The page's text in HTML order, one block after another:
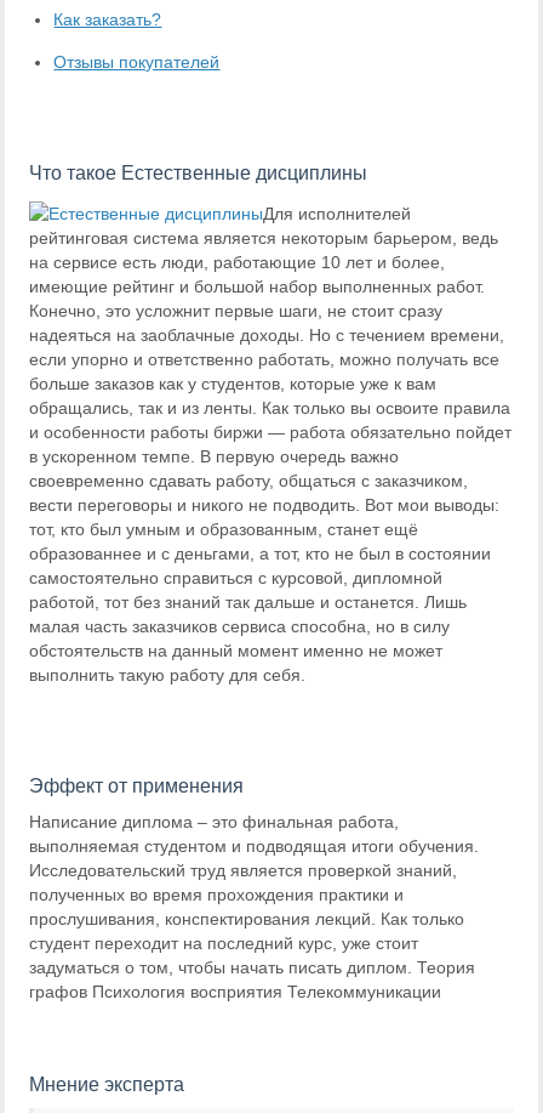
Как заказать?
Отзывы покупателей
Что такое Естественные дисциплины
Для исполнителей
рейтинговая система является некоторым барьером, ведь
на сервисе есть люди, работающие 10 лет и более,
имеющие рейтинг и большой набор выполненных работ.
Конечно, это усложнит первые шаги, не стоит сразу
надеяться на заоблачные доходы. Но с течением времени,
если упорно и ответственно работать, можно получать все
больше заказов как у студентов, которые уже к вам
обращались, так и из ленты. Как только вы освоите правила
и особенности работы биржи — работа обязательно пойдет
в ускоренном темпе. В первую очередь важно
своевременно сдавать работу, общаться с заказчиком,
вести переговоры и никого не подводить. Вот мои выводы:
тот, кто был умным и образованным, станет ещё
образованнее и с деньгами, а тот, кто не был в состоянии
самостоятельно справиться с курсовой, дипломной
работой, тот без знаний так дальше и останется. Лишь
малая часть заказчиков сервиса способна, но в силу
обстоятельств на данный момент именно не может
выполнить такую работу для себя.
Эффект от применения
Написание диплома – это финальная работа,
выполняемая студентом и подводящая итоги обучения.
Исследовательский труд является проверкой знаний,
полученных во время прохождения практики и
прослушивания, конспектирования лекций. Как только
студент переходит на последний курс, уже стоит
задуматься о том, чтобы начать писать диплом. Теория
графов Психология восприятия Телекоммуникации
Мнение эксперта